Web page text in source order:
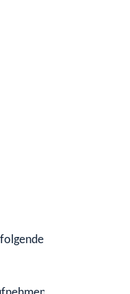
Anforderungen